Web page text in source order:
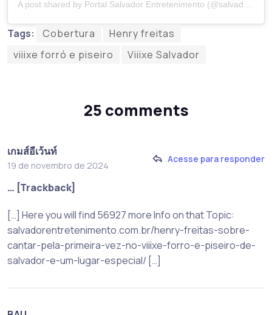
Tags: Cobertura
Henry freitas
viiixe forró e piseiro
Viiixe Salvador
25 comments
เกมส์อีเว้นท์
19 de novembro de 2024
Acesse para responder
… [Trackback]
[…] Here you will find 56927 more Info on that Topic:
salvadorentretenimento.com.br/henry-freitas-sobre-
cantar-pela-primeira-vez-no-viiixe-forro-e-piseiro-de-
salvador-e-um-lugar-especial/ […]